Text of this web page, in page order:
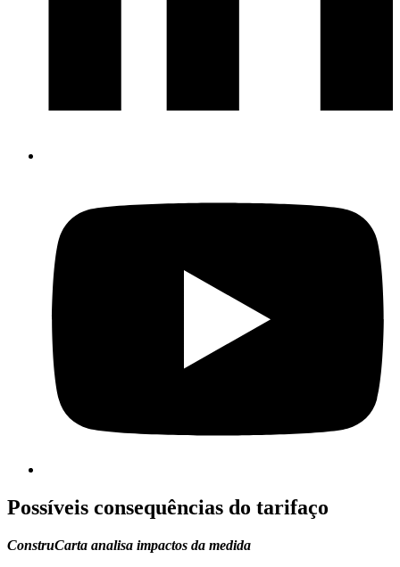
Possíveis consequências do tarifaço
ConstruCarta analisa impactos da medida